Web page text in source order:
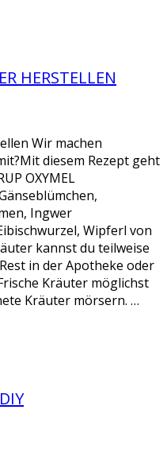
HERSTELLEN
Wir machen
diesem Rezept geht
OXYMEL
Ingwer
Wipferl von
kannst du teilweise
in der Apotheke oder
Kräuter möglichst
Kräuter mörsern. …